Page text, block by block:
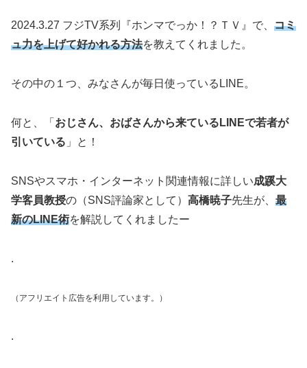
2024.3.27 フジTV系列『ホンマでっか！？ＴＶ』で、 コミ
ュ力を上げて好かれる方法を教えてくれました。
その中の１つ、みなさんが毎日使っているLINE。
何と、「 おじさん、おばさんから来ているLINEで若者が
引いている 」と！
SNSやスマホ・インターネット関連情報に詳しい成蹊大
学客員教授の（SNS評論家として） 高橋暁子先生が、 最
新のLINE術を解説してくれましたー
.
（アフリエイト広告を利用しています。）
.